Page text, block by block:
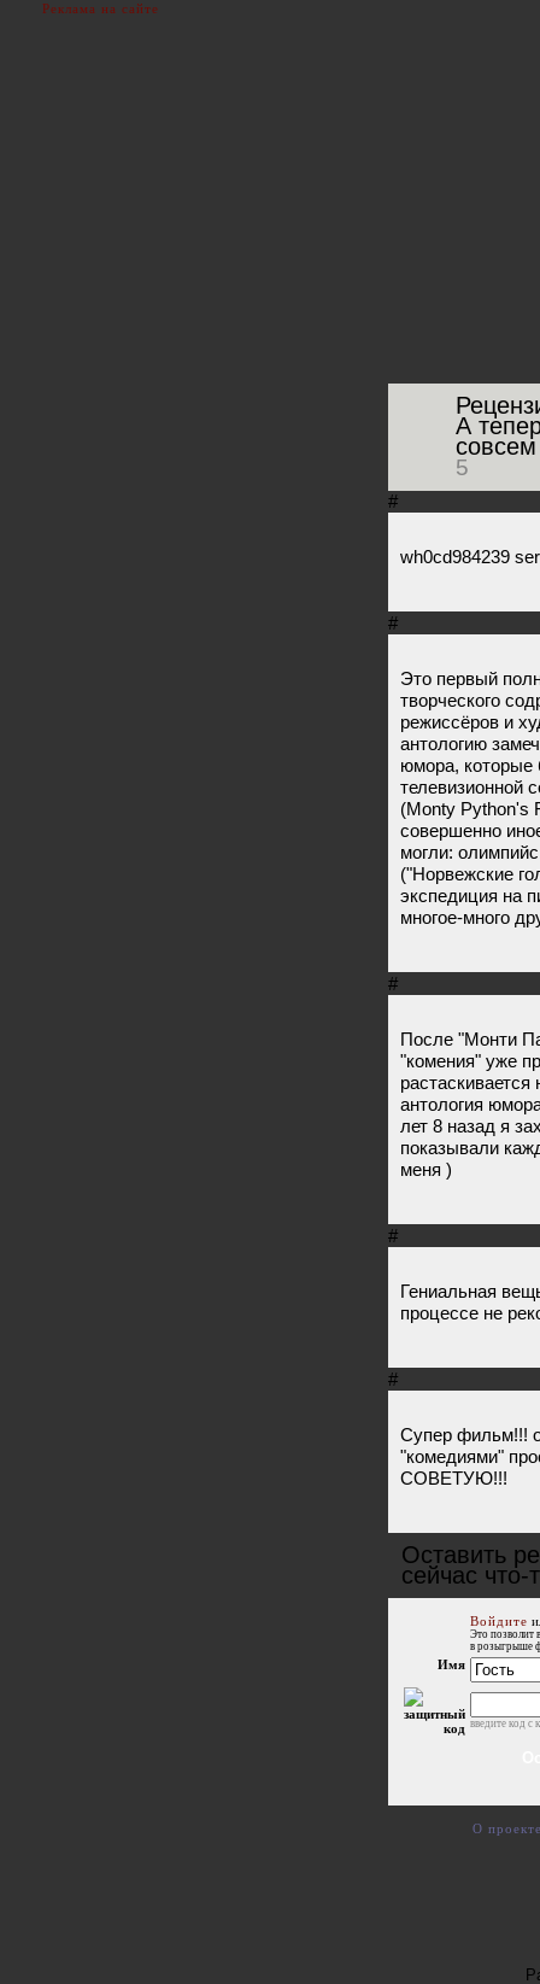
А
совсем
5
#
wh0cd984239
#
Это первый
творческого
режиссёров и
антологию
юмора, которые
телевизионной
(Monty Python's
совершенно
могли:
("Норвежские
экспедиция на
многое-много
#
После "Монти
"комения" уже
антология
лет 8 назад я
показывали
меня )
#
Гениальная
процессе не
#
Супер фильм!!!
"комедиями"
СОВЕТУЮ!!!
Оставить
сейчас что-
Войдите
Это позволит
в розыгрыше
Имя
введите код с
Реклама на сайте
О